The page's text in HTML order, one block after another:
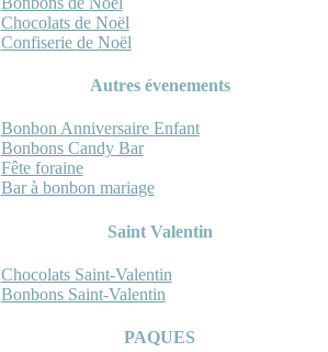
Chocolats de Noël
Confiserie de Noël
Autres évenements
Bonbon Anniversaire Enfant
Bonbons Candy Bar
Fête foraine
Bar à bonbon mariage
Saint Valentin
Chocolats Saint-Valentin
Bonbons Saint-Valentin
PAQUES